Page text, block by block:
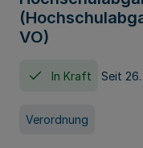
VO)
In Kraft Seit
Verordnung